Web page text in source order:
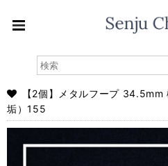
【2個】メタルフープ
垢）155